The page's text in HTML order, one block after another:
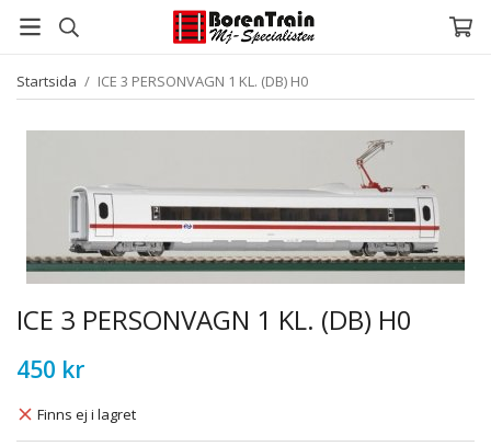
Startsida / ICE 3 PERSONVAGN 1 KL. (DB) H0
ICE 3 PERSONVAGN 1 KL. (DB) H0
450 kr
Finns ej i lagret